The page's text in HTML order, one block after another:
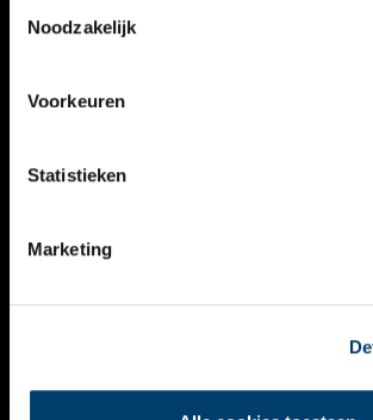
Noodzakelijk
Voorkeuren
Statistieken
Marketing
VERHALEN
KALENDER
THEMA’S
VIDEO’S
CONTACT